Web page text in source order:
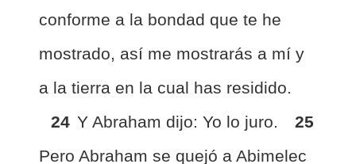
conforme a la bondad que te he
mostrado, así me mostrarás a mí y
a la tierra en la cual has residido.
24 Y Abraham dijo: Yo lo juro.
25
Pero Abraham se quejó a Abimelec